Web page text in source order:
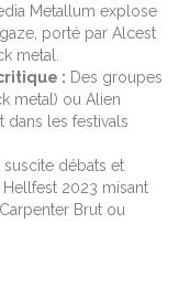
Metallum explose
porté par Alcest
metal.
: Des groupes
metal) ou Alien
dans les festivals
suscite débats et
2023 misant
Brut ou